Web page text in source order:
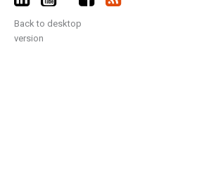
Back to desktop
version